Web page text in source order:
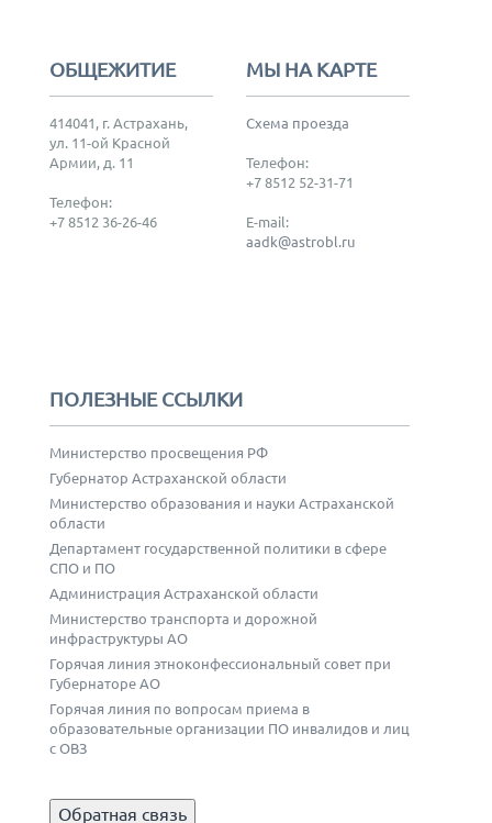
ОБЩЕЖИТИЕ
414041, г. Астрахань,
ул. 11-ой Красной
Армии, д. 11
Телефон:
+7 8512 36-26-46
МЫ НА КАРТЕ
Схема проезда
Телефон:
+7 8512 52-31-71
E-mail:
aadk@astrobl.ru
ПОЛЕЗНЫЕ ССЫЛКИ
Министерство просвещения РФ
Губернатор Астраханской области
Министерство образования и науки Астраханской
области
Департамент государственной политики в сфере
СПО и ПО
Администрация Астраханской области
Министерство транспорта и дорожной
инфраструктуры АО
Горячая линия этноконфессиональный совет при
Губернаторе АО
Горячая линия по вопросам приема в
образовательные организации ПО инвалидов и лиц
с ОВЗ
Обратная связь